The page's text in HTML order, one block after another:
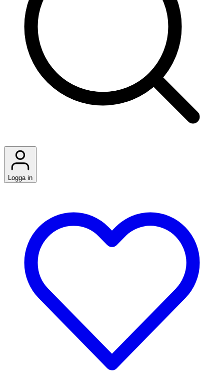
Logga in